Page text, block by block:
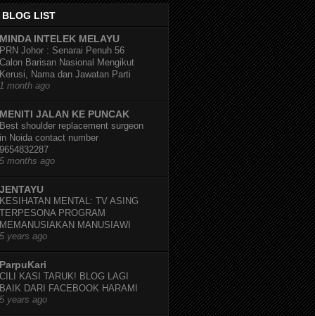
BLOG LIST
MINDA INTELEK MELAYU
PRN Johor : Senarai Penuh 56
Calon Barisan Nasional Mengikut
Kerusi, Nama dan Jawatan Parti
1 month ago
MENITI JALAN KE PUNCAK
Best shoulder replacement surgeon
in Noida contact number
9654832287
5 months ago
JENTAYU
KESIHATAN MENTAL: TV ASING
TERPESONA PROGRAM
MEMANUSIAKAN MANUSIAWI
5 years ago
ParpuKari
CILI KASI TARUK! BLOG LAGI
BAIK DARI FACEBOOK HARAMI
5 years ago